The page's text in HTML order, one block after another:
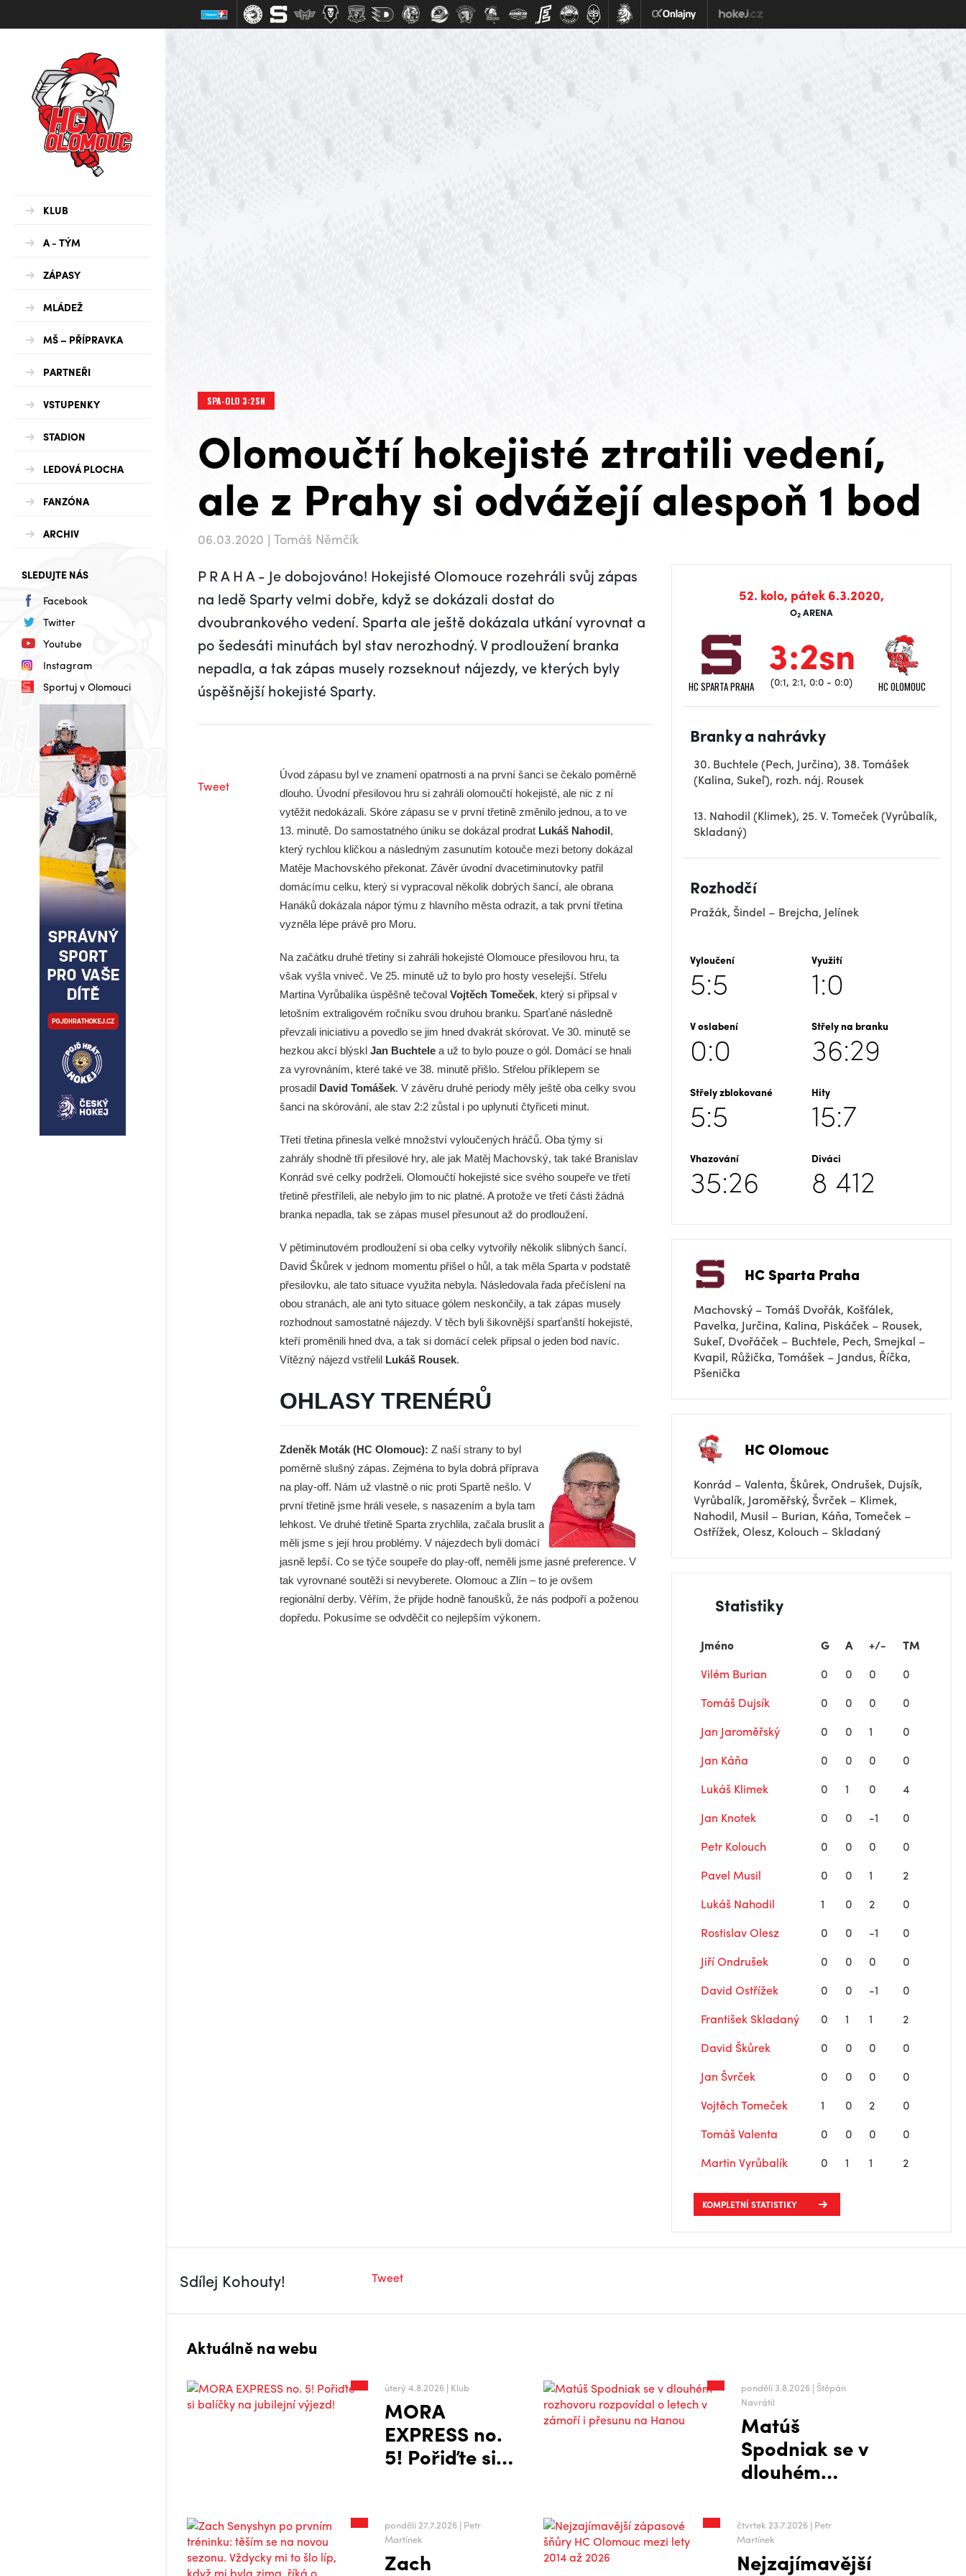
KLUB
A - TÝM
ZÁPASY
MLÁDEŽ
MŠ – PŘÍPRAVKA
PARTNEŘI
VSTUPENKY
STADION
LEDOVÁ PLOCHA
FANZÓNA
ARCHIV
SLEDUJTE NÁS
Facebook
Twitter
Youtube
Instagram
Sportuj v Olomouci
SPA-OLO 3:2SN
Olomoučtí hokejisté ztratili vedení,
ale z Prahy si odvážejí alespoň 1 bod
06.03.2020 | Tomáš Němčík
P R A H A - Je dobojováno! Hokejisté Olomouce rozehráli svůj zápas
na ledě Sparty velmi dobře, když se dokázali dostat do
dvoubrankového vedení. Sparta ale ještě dokázala utkání vyrovnat a
po šedesáti minutách byl stav nerozhodný. V prodloužení branka
nepadla, a tak zápas musely rozseknout nájezdy, ve kterých byly
úspěšnější hokejisté Sparty.
Tweet
Úvod zápasu byl ve znamení opatrnosti a na první šanci se čekalo poměrně
dlouho. Úvodní přesilovou hru si zahráli olomoučtí hokejisté, ale nic z ní
vytěžit nedokázali. Skóre zápasu se v první třetině změnilo jednou, a to ve
13. minutě. Do samostatného úniku se dokázal prodrat Lukáš Nahodil,
který rychlou kličkou a následným zasunutím kotouče mezi betony dokázal
Matěje Machovského překonat. Závěr úvodní dvacetiminutovky patřil
domácímu celku, který si vypracoval několik dobrých šancí, ale obrana
Hanáků dokázala nápor týmu z hlavního města odrazit, a tak první třetina
vyzněla lépe právě pro Moru.
Na začátku druhé třetiny si zahráli hokejisté Olomouce přesilovou hru, ta
však vyšla vniveč. Ve 25. minutě už to bylo pro hosty veselejší. Střelu
Martina Vyrůbalíka úspěšně tečovalVojtěch Tomeček, který si připsal v
letošním extraligovém ročníku svou druhou branku. Sparťané následně
převzali iniciativu a povedlo se jim hned dvakrát skórovat. Ve 30. minutě se
hezkou akcí blýsklJan Buchtele a už to bylo pouze o gól. Domácí se hnali
za vyrovnáním, které také ve 38. minutě přišlo. Střelou příklepem se
prosadil David Tomášek. V závěru druhé periody měly ještě oba celky svou
šanci na skórování, ale stav 2:2 zůstal i po uplynutí čtyřiceti minut.
Třetí třetina přinesla velké množství vyloučených hráčů. Oba týmy si
zahrály shodně tři přesilové hry, ale jak Matěj Machovský, tak také Branislav
Konrád své celky podrželi. Olomoučtí hokejisté sice svého soupeře ve třetí
třetině přestříleli, ale nebylo jim to nic platné. A protože ve třetí části žádná
branka nepadla, tak se zápas musel přesunout až do prodloužení.
V pětiminutovém prodloužení si oba celky vytvořily několik slibných šancí.
David Škůrek v jednom momentu přišel o hůl, a tak měla Sparta v podstatě
přesilovku, ale tato situace využita nebyla. Následovala řada přečíslení na
obou stranách, ale ani tyto situace gólem neskončily, a tak zápas musely
rozhodnout samostatné nájezdy. V těch byli šikovnější sparťanští hokejisté,
kteří proměnili hned dva, a tak si domácí celek připsal o jeden bod navíc.
Vítězný nájezd vstřelil Lukáš Rousek.
OHLASY TRENÉRŮ
Zdeněk Moták (HC Olomouc): Z naší strany to byl
poměrně slušný zápas. Zejména to byla dobrá příprava
na play-off. Nám už vlastně o nic proti Spartě nešlo. V
první třetině jsme hráli vesele, s nasazením a byla tam
lehkost. Ve druhé třetině Sparta zrychlila, začala bruslit a
měli jsme s její hrou problémy. V nájezdech byli domácí
jasně lepší. Co se týče soupeře do play-off, neměli jsme jasné preference. V
tak vyrovnané soutěži si nevyberete. Olomouc a Zlín – to je ovšem
regionální derby. Věřím, že přijde hodně fanoušků, že nás podpoří a poženou
dopředu. Pokusíme se odvděčit co nejlepším výkonem.
52. kolo, pátek 6.3.2020,
O2 ARENA
HC SPARTA PRAHA
3:2sn
(0:1, 2:1, 0:0 - 0:0) HC OLOMOUC
Branky a nahrávky
30. Buchtele (Pech, Jurčina), 38. Tomášek
(Kalina, Sukeľ), rozh. náj. Rousek
13. Nahodil (Klimek), 25. V. Tomeček (Vyrůbalík,
Skladaný)
Rozhodčí
Pražák, Šindel – Brejcha, Jelínek
Vyloučení
5:5
Využití
1:0
V oslabení
0:0
Střely na branku
36:29
Střely zblokované
5:5
Hity
15:7
Vhazování
35:26
Diváci
8 412
HC Sparta Praha
Machovský – Tomáš Dvořák, Košťálek,
Pavelka, Jurčina, Kalina, Piskáček – Rousek,
Sukeľ, Dvořáček – Buchtele, Pech, Smejkal –
Kvapil, Růžička, Tomášek – Jandus, Říčka,
Pšenička
HC Olomouc
Konrád – Valenta, Škůrek, Ondrušek, Dujsík,
Vyrůbalík, Jaroměřský, Švrček – Klimek,
Nahodil, Musil – Burian, Káňa, Tomeček –
Ostřížek, Olesz, Kolouch – Skladaný
Statistiky
Jméno G A +/-
TM
Vilém Burian
0 0 0
0
Tomáš Dujsík
0 0 0
0
Jan Jaroměřský
0 0 1
0
Jan Káňa
0 0 0
0
Lukáš Klimek
0 1 0
4
Jan Knotek
0 0 -1
0
Petr Kolouch
0 0 0
0
Pavel Musil
0 0 1
2
Lukáš Nahodil
1 0 2
0
Rostislav Olesz
0 0 -1
0
Jiří Ondrušek
0 0 0
0
David Ostřížek
0 0 -1
0
František Skladaný
0 1 1
2
David Škůrek
0 0 0
0
Jan Švrček
0 0 0
0
Vojtěch Tomeček
1 0 2
0
Tomáš Valenta
0 0 0
0
Martin Vyrůbalík
0 1 1 2
KOMPLETNÍ STATISTIKY
Sdílej Kohouty! Tweet
Aktuálně na webu
úterý 4.8.2026 | Klub
MORA
EXPRESS no.
5! Pořiďte si
výjezd!
pondělí 3.8.2026 | Štěpán
Navrátil
Matúš
Spodniak se v
dlouhém
rozpovídal o
letech v
zámoří i
pondělí 27.7.2026 | Petr
Martínek
Zach
čtvrtek 23.7.2026 | Petr
Martínek
Nejzajímavější